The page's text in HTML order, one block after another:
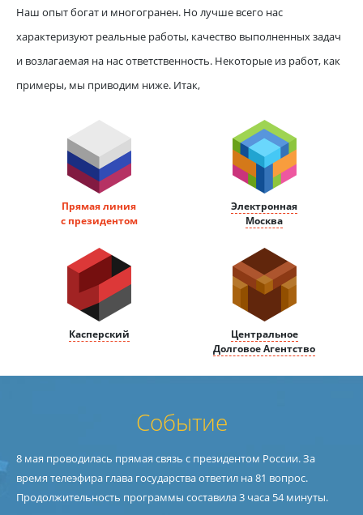
Наш опыт богат и многогранен. Но лучше всего нас
характеризуют реальные работы, качество выполненных задач
и возлагаемая на нас ответственность. Некоторые из работ, как
примеры, мы приводим ниже. Итак,
Прямая линия
с президентом
Электронная
Москва
Касперский
Центральное
Долговое Агентство
Событие
8 мая проводилась прямая связь с президентом России. За
время телеэфира глава государства ответил на 81 вопрос.
Продолжительность программы составила 3 часа 54 минуты.